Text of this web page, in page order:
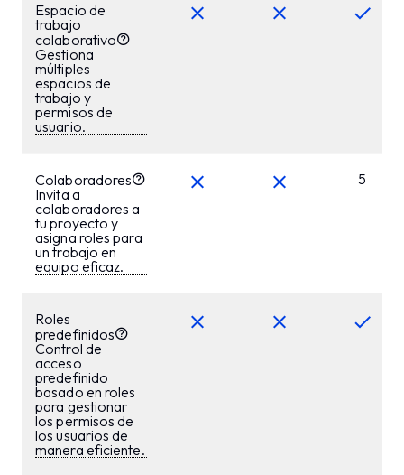
Espacio de
trabajo
colaborativo
Gestiona
múltiples
espacios de
trabajo y
permisos de
usuario.
Colaboradores
Invita a
colaboradores a
tu proyecto y
asigna roles para
un trabajo en
equipo eficaz.
5
Roles
predefinidos
Control de
acceso
predefinido
basado en roles
para gestionar
los permisos de
los usuarios de
manera eficiente.